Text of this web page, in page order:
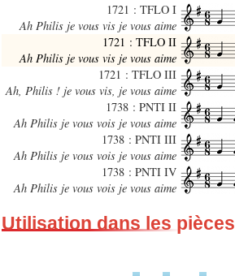
1721 : TFLO I
Ah Philis je vous vis je vous aime
1721 : TFLO II
Ah Philis je vous vis je vous aime
1721 : TFLO III
Ah, Philis ! je vous vis, je vous aime
1738 : PNTI II
Ah Philis je vous vois je vous aime
1738 : PNTI III
Ah Philis je vous vois je vous aime
1738 : PNTI IV
Ah Philis je vous vois je vous aime
Utilisation dans les pièces